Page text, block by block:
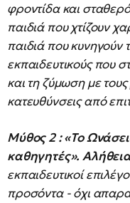
φροντίδα και
παιδιά που χτίζουν
παιδιά που κυνηγούν
εκπαιδευτικούς που
και τη ζύμωση με
κατευθύνσεις από
Μύθος 2 : «Το
καθηγητές».
εκπαιδευτικοί
προσόντα - όχι